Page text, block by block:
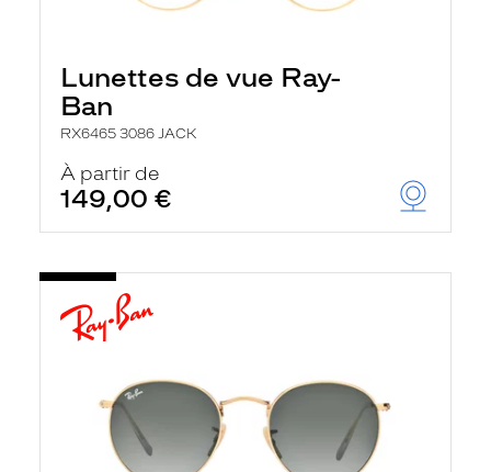
Lunettes de vue Ray-
Ban
RX6465 3086 JACK
À partir de
149,00 €